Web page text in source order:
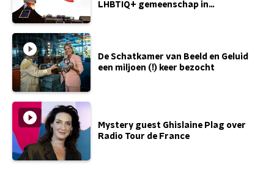
LHBTIQ+ gemeenschap in
De Schatkamer van Beeld en Geluid
een miljoen (!) keer bezocht
Mystery guest Ghislaine Plag over
Radio Tour de France